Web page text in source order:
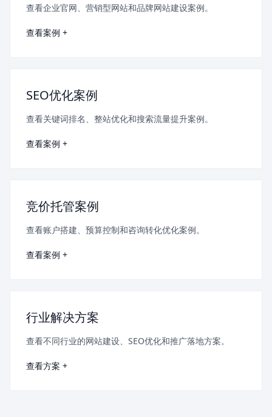
查看企业官网、营销型网站和品牌网站建设案例。
查看案例 +
SEO优化案例
查看关键词排名、整站优化和搜索流量提升案例。
查看案例 +
竞价托管案例
查看账户搭建、预算控制和咨询转化优化案例。
查看案例 +
行业解决方案
查看不同行业的网站建设、SEO优化和推广落地方案。
查看方案 +